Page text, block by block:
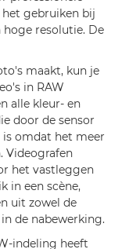
gebruiken bij
resolutie. De
maakt, kun je
in RAW
alle kleur- en
door de sensor
omdat het meer
Videografen
het vastleggen
in een scène,
uit zowel de
de nabewerking.
indeling heeft